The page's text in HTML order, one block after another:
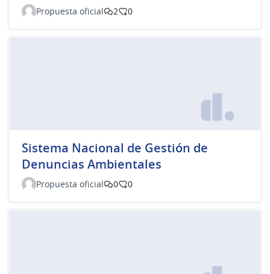
Propuesta oficial 2 0
Sistema Nacional de Gestión de
Denuncias Ambientales
Propuesta oficial 0 0